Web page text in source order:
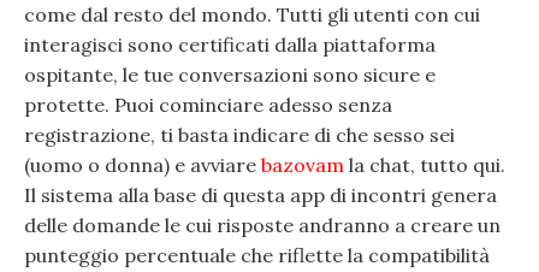
come dal resto del mondo. Tutti gli utenti con cui
interagisci sono certificati dalla piattaforma
ospitante, le tue conversazioni sono sicure e
protette. Puoi cominciare adesso senza
registrazione, ti basta indicare di che sesso sei
(uomo o donna) e avviare bazovam la chat, tutto qui.
Il sistema alla base di questa app di incontri genera
delle domande le cui risposte andranno a creare un
punteggio percentuale che riflette la compatibilità